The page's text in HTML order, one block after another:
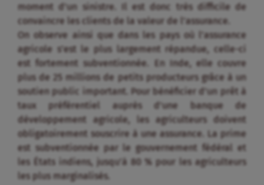
moment d’un sinistre. Il est donc très difficile de
convaincre les clients de la valeur de l’assurance.
On observe ainsi que dans les pays où l’assurance
agricole s’est le plus largement répandue, celle-ci
est fortement subventionnée. En Inde, elle couvre
plus de 25 millions de petits producteurs grâce à un
soutien public important. Pour bénéficier d’un prêt à
taux préférentiel auprès d’une banque de
développement agricole, les agriculteurs doivent
obligatoirement souscrire à une assurance. La prime
est subventionnée par le gouvernement fédéral et
les États indiens, jusqu’à 80 % pour les agriculteurs
les plus marginalisés.